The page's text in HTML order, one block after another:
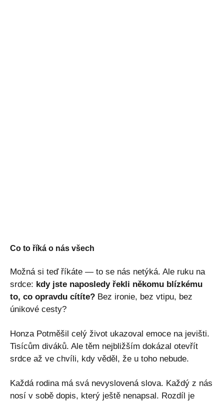
Co to říká o nás všech
Možná si teď říkáte — to se nás netýká. Ale ruku na
srdce: kdy jste naposledy řekli někomu blízkému
to, co opravdu cítíte? Bez ironie, bez vtipu, bez
únikové cesty?
Honza Potměšil celý život ukazoval emoce na jevišti.
Tisícům diváků. Ale těm nejbližším dokázal otevřít
srdce až ve chvíli, kdy věděl, že u toho nebude.
Každá rodina má svá nevyslovená slova. Každý z nás
nosí v sobě dopis, který ještě nenapsal. Rozdíl je